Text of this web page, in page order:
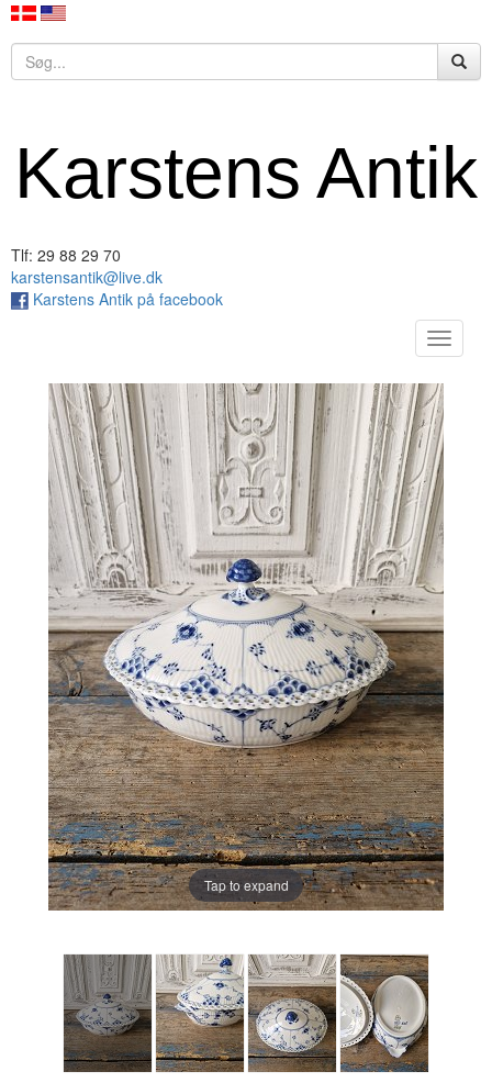
Karstens Antik
Tlf: 29 88 29 70
karstensantik@live.dk
Karstens Antik på facebook
Toggle
Tap to expand